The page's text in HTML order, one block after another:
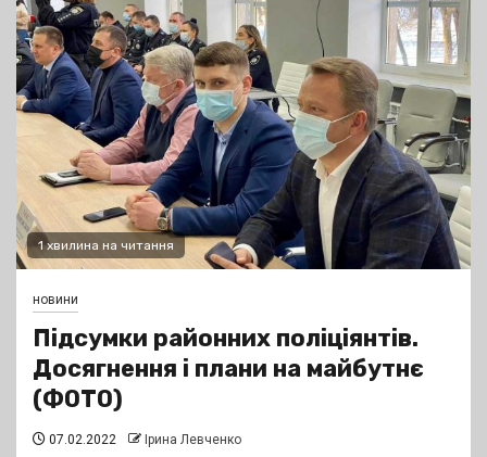
1 хвилина на читання
новини
Підсумки районних поліціянтів.
Досягнення і плани на майбутнє
(ФОТО)
07.02.2022 Ірина Левченко